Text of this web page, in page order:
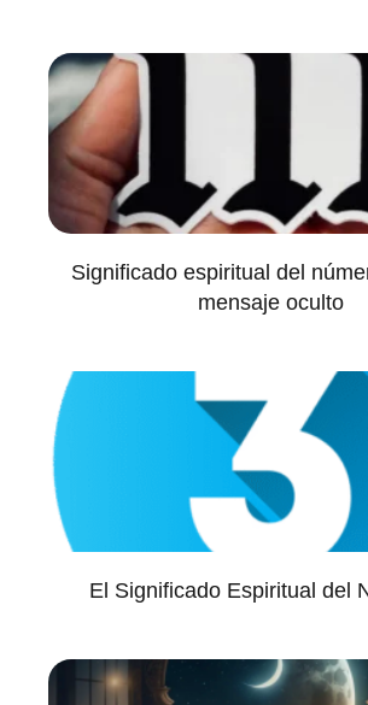
Significado espiritual del
mensaje oculto
El Significado Espiritual del